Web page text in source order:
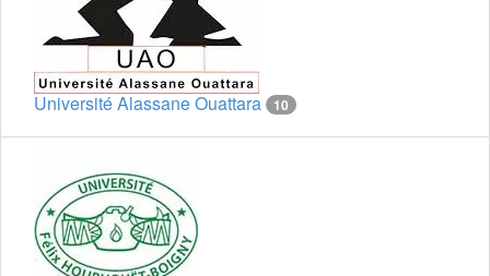
Université Alassane Ouattara 10